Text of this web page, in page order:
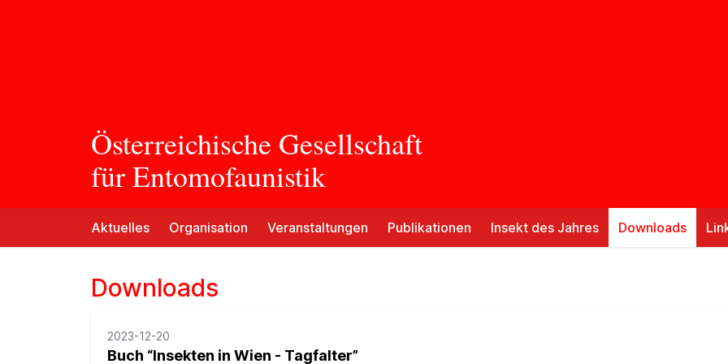
Österreichische Gesellschaft
für Entomofaunistik
Aktuelles Organisation Veranstaltungen Publikationen Insekt des Jahres Downloads
Downloads
2023-12-20
Buch “Insekten in Wien - Tagfalter”